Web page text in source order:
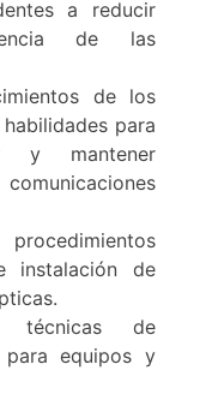
a reducir
de las
de los
para
y mantener
instalación de
técnicas de
para equipos y